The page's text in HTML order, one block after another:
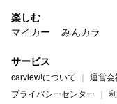
楽しむ
マイカー
みんカラ
サービス
carview!について 運営会
プライバシーセンター